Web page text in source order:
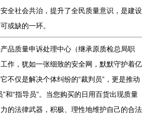
安全社会共治，提升了全民质量意识，是建设
或缺的一环。
品质量申诉处理中心（继承原质检总局职
作，犹如一张细致的安全网，默默守护着亿
不仅是解决个体纠纷的“裁判员”，更是推动
和“指导员”。当您购买的日用百货出现质量
的法律武器，积极、理性地维护自己的合法